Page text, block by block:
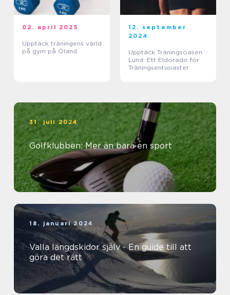
02. april 2025
Upptäck träningens värld
på gym på Öland
12. september
2024
Upptäck Träningsoasen
Lund: Ett Eldorado för
Träningsentusiaster
31. juli 2024
Golfklubben: Mer än bara en sport
18. januari 2024
Valla längdskidor själv - En guide till att
göra det rätt